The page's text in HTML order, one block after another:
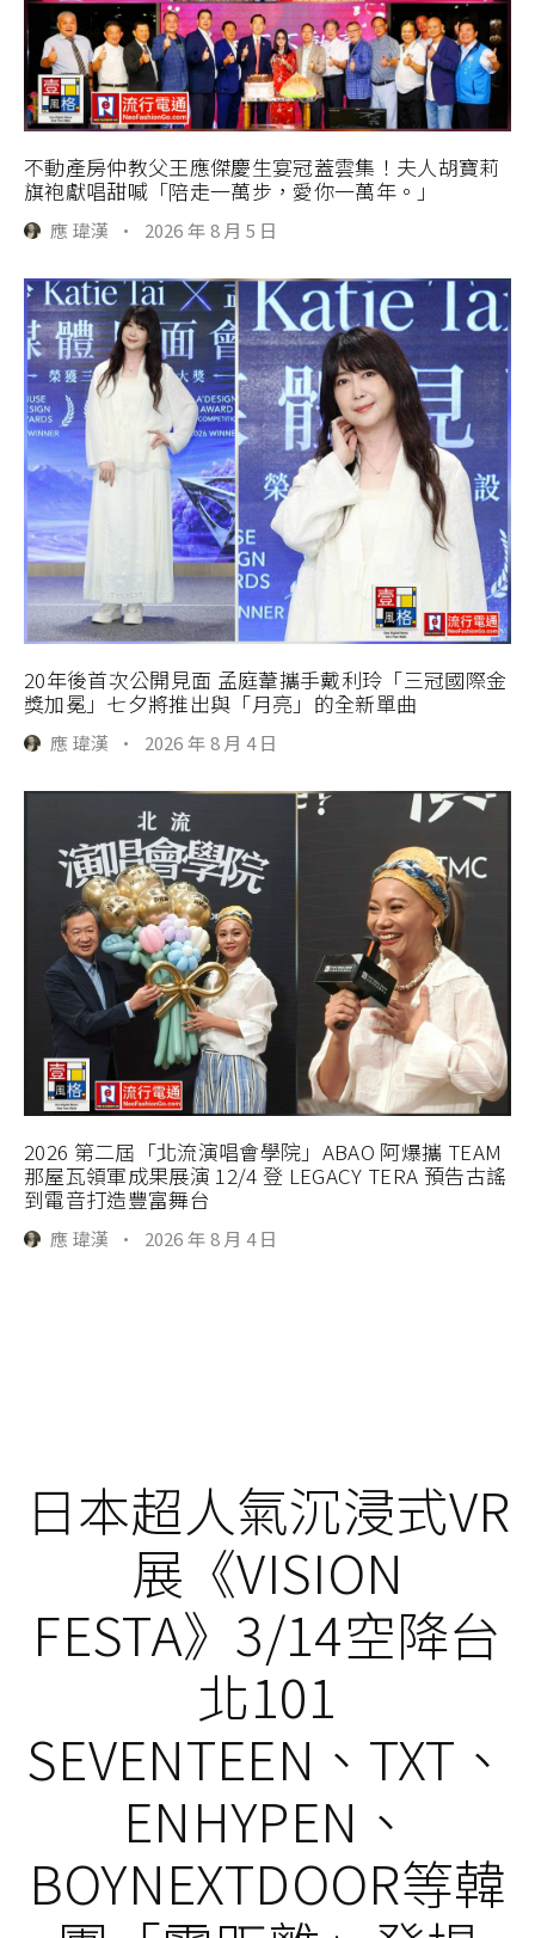
不動產房仲教父王應傑慶生宴冠蓋雲集！夫人胡寶莉
旗袍獻唱甜喊「陪走一萬步，愛你一萬年。」
應 瑋漢 · 2026 年 8 月 5 日
20年後首次公開見面 孟庭葦攜手戴利玲「三冠國際金
獎加冕」七夕將推出與「月亮」的全新單曲
應 瑋漢 · 2026 年 8 月 4 日
2026 第二屆「北流演唱會學院」ABAO 阿爆攜 TEAM
那屋瓦領軍成果展演 12/4 登 LEGACY TERA 預告古謠
到電音打造豐富舞台
應 瑋漢 · 2026 年 8 月 4 日
日本超人氣沉浸式VR
展《VISION
FESTA》3/14空降台
北101
SEVENTEEN、TXT、
ENHYPEN、
BOYNEXTDOOR等韓